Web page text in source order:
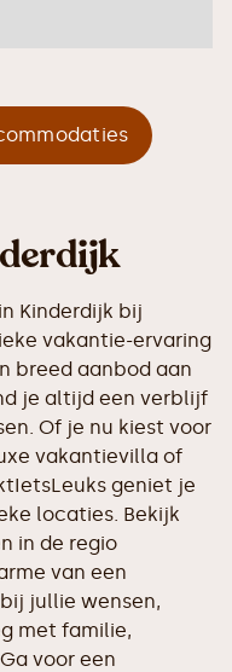
Kinderdijk bij
vakantie-ervaring
breed aanbod aan
je altijd een verblijf
Of je nu kiest voor
vakantievilla of
geniet je
locaties. Bekijk
in de regio
van een
jullie wensen,
met familie,
voor een